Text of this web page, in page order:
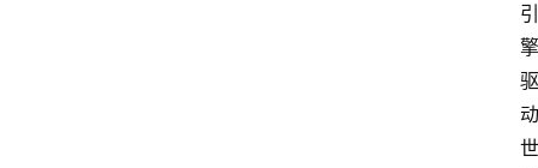
引
擎
驱
动
世